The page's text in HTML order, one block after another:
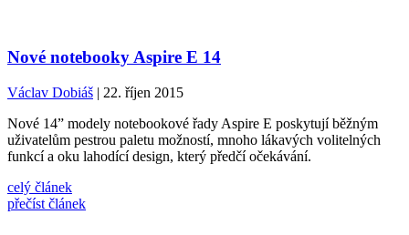
Nové notebooky Aspire E 14
Václav Dobiáš| 22. říjen 2015
Nové 14” modely notebookové řady Aspire E poskytují běžným
uživatelům pestrou paletu možností, mnoho lákavých volitelných
funkcí a oku lahodící design, který předčí očekávání.
celý článek
přečíst článek